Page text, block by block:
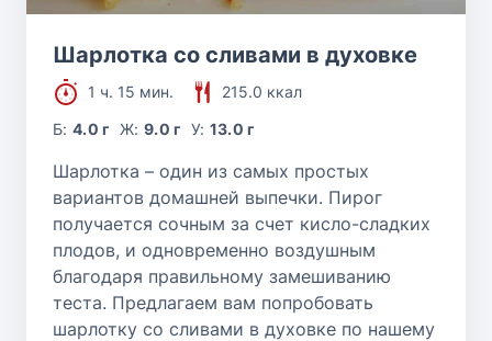
Шарлотка со сливами в духовке
1 ч. 15 мин.
215.0 ккал
Б:4.0 г Ж: 9.0 г У: 13.0 г
Шарлотка – один из самых простых
вариантов домашней выпечки. Пирог
получается сочным за счет кисло-сладких
плодов, и одновременно воздушным
благодаря правильному замешиванию
теста. Предлагаем вам попробовать
шарлотку со сливами в духовке по нашему